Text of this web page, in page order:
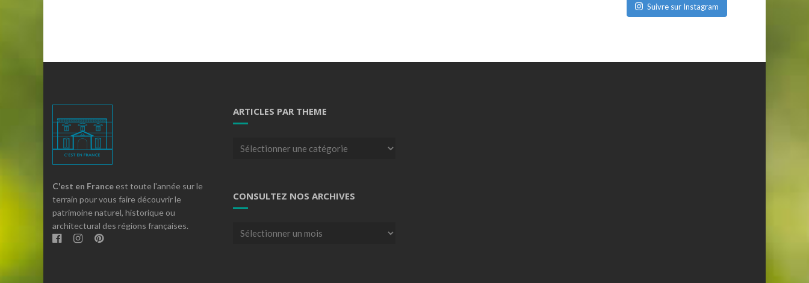
Suivre sur Instagram
C'est en France est toute l'année sur le
terrain pour vous faire découvrir le
patrimoine naturel, historique ou
architectural des régions françaises.
ARTICLES PAR THEME
Articles
CONSULTEZ NOS ARCHIVES
Consultez